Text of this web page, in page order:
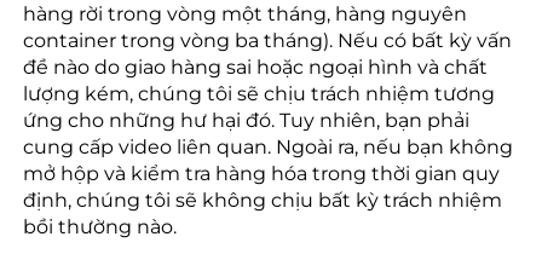
hàng rời trong vòng một tháng, hàng nguyên
container trong vòng ba tháng). Nếu có bất kỳ vấn
đề nào do giao hàng sai hoặc ngoại hình và chất
lượng kém, chúng tôi sẽ chịu trách nhiệm tương
ứng cho những hư hại đó. Tuy nhiên, bạn phải
cung cấp video liên quan. Ngoài ra, nếu bạn không
mở hộp và kiểm tra hàng hóa trong thời gian quy
định, chúng tôi sẽ không chịu bất kỳ trách nhiệm
bồi thường nào.